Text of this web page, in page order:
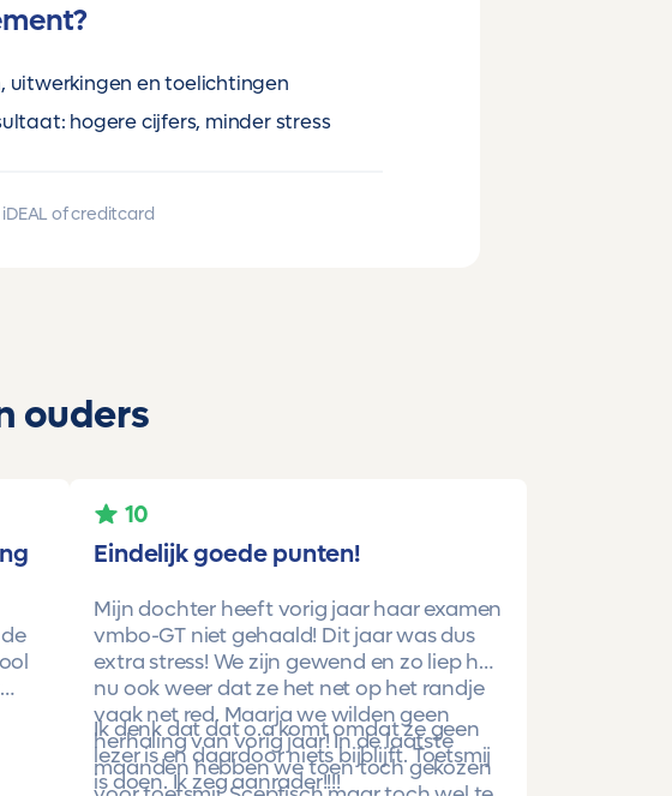
uitwerkingen en toelichtingen
hogere cijfers, minder stress
of creditcard
ouders
10
Eindelijk goede punten!
Mijn dochter heeft vorig jaar haar examen
vmbo-GT niet gehaald! Dit jaar was dus
extra stress! We zijn gewend en zo liep het
nu ook weer dat ze het net op het randje
vaak net red. Maarja we wilden geen
herhaling van vorig jaar! In de laatste
maanden hebben we toen toch gekozen
Ik denk dat dat o.a komt omdat ze geen
lezer is en daardoor niets bijblijft. Toetsmij
is doen. Ik zeg aanrader!!!!